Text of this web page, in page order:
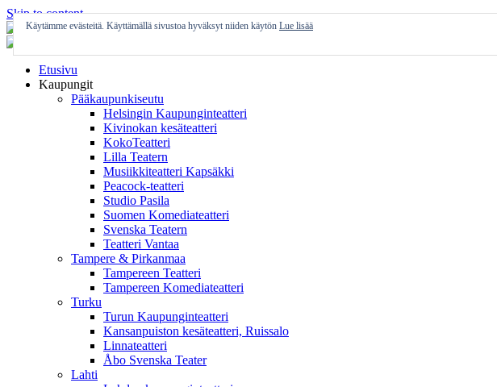
Skip to content
Etusivu
Kaupungit
Pääkaupunkiseutu
Helsingin Kaupunginteatteri
Kivinokan kesäteatteri
KokoTeatteri
Lilla Teatern
Musiikkiteatteri Kapsäkki
Peacock-teatteri
Studio Pasila
Suomen Komediateatteri
Svenska Teatern
Teatteri Vantaa
Tampere & Pirkanmaa
Tampereen Teatteri
Tampereen Komediateatteri
Turku
Turun Kaupunginteatteri
Kansanpuiston kesäteatteri, Ruissalo
Linnateatteri
Åbo Svenska Teater
Lahti
Käytämme evästeitä. Käyttämällä sivustoa hyväksyt niiden käytön Lue lisää